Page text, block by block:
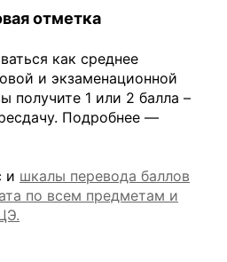
отметка
как среднее
и экзаменационной
получите 1 или 2 балла –
Подробнее —
и шкалы перевода баллов
по всем предметам и